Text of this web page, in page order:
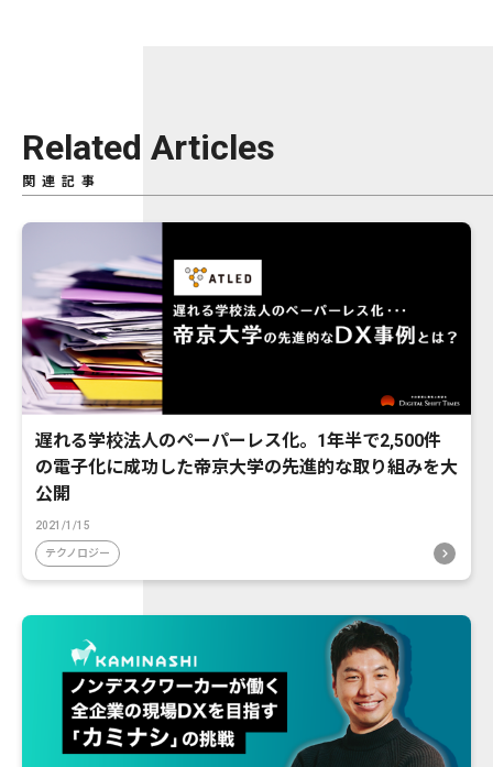
Related Articles
関連記事
遅れる学校法人のペーパーレス化。1年半で2,500件
の電子化に成功した帝京大学の先進的な取り組みを大
公開
2021/1/15
テクノロジー